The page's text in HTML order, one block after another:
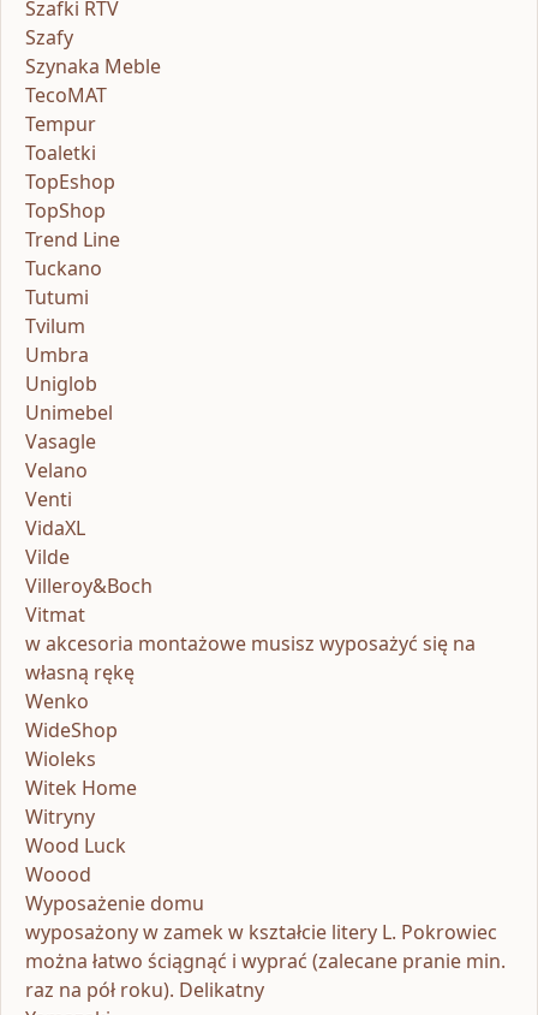
Szafki RTV
Szafy
Szynaka Meble
TecoMAT
Tempur
Toaletki
TopEshop
TopShop
Trend Line
Tuckano
Tutumi
Tvilum
Umbra
Uniglob
Unimebel
Vasagle
Velano
Venti
VidaXL
Vilde
Villeroy&Boch
Vitmat
w akcesoria montażowe musisz wyposażyć się na
własną rękę
Wenko
WideShop
Wioleks
Witek Home
Witryny
Wood Luck
Woood
Wyposażenie domu
wyposażony w zamek w kształcie litery L. Pokrowiec
można łatwo ściągnąć i wyprać (zalecane pranie min.
raz na pół roku). Delikatny